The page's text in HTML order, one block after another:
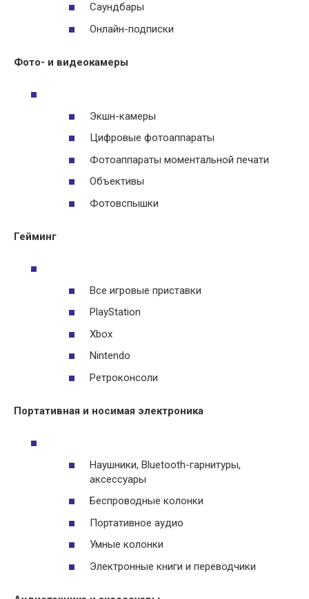
Саундбары
Онлайн-подписки
Фото- и видеокамеры
Экшн-камеры
Цифровые фотоаппараты
Фотоаппараты моментальной печати
Объективы
Фотовспышки
Гейминг
Все игровые приставки
PlayStation
Xbox
Nintendo
Ретроконсоли
Портативная и носимая электроника
Наушники, Bluetooth-гарнитуры,
аксессуары
Беспроводные колонки
Портативное аудио
Умные колонки
Электронные книги и переводчики